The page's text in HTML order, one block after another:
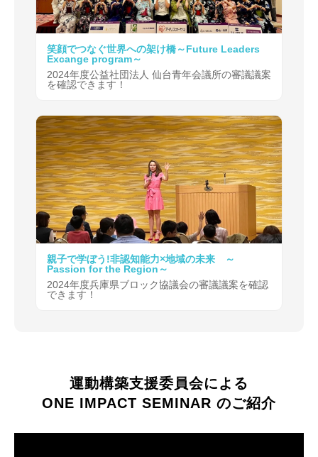
笑顔でつなぐ世界への架け橋～Future Leaders
Excange program～
2024年度公益社団法人 仙台青年会議所の審議議案
を確認できます！
親子で学ぼう!非認知能力×地域の未来 ～
Passion for the Region～
2024年度兵庫県ブロック協議会の審議議案を確認
できます！
運動構築支援委員会による
ONE IMPACT SEMINAR のご紹介